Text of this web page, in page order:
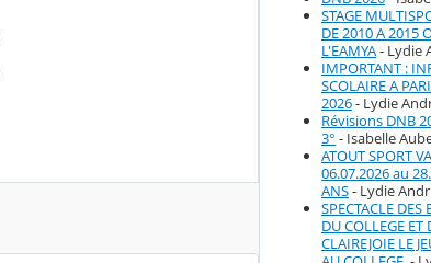
STAGE
DE 2010 A 2015
L'EAMYA- Lydie
IMPORTANT :
SCOLAIRE A
2026- Lydie
Révisions DNB
3° - Isabelle
ATOUT SPORT
06.07.2026 au
ANS- Lydie
SPECTACLE
DU COLLEGE ET
CLAIREJOIE LE